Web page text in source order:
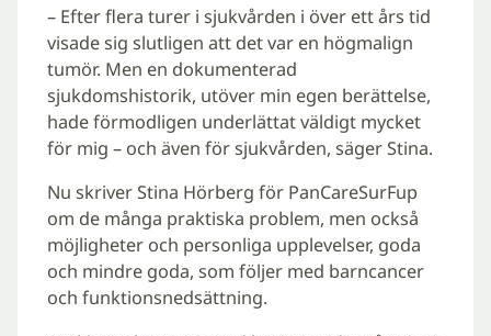
– Efter flera turer i sjukvården i över ett års tid
visade sig slutligen att det var en högmalign
tumör. Men en dokumenterad
sjukdomshistorik, utöver min egen berättelse,
hade förmodligen underlättat väldigt mycket
för mig – och även för sjukvården, säger Stina.
Nu skriver Stina Hörberg för PanCareSurFup
om de många praktiska problem, men också
möjligheter och personliga upplevelser, goda
och mindre goda, som följer med barncancer
och funktionsnedsättning.